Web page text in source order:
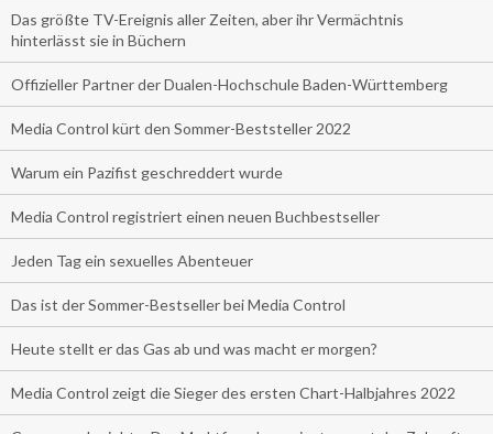
Das größte TV-Ereignis aller Zeiten, aber ihr Vermächtnis
hinterlässt sie in Büchern
Offizieller Partner der Dualen-Hochschule Baden-Württemberg
Media Control kürt den Sommer-Beststeller 2022
Warum ein Pazifist geschreddert wurde
Media Control registriert einen neuen Buchbestseller
Jeden Tag ein sexuelles Abenteuer
Das ist der Sommer-Bestseller bei Media Control
Heute stellt er das Gas ab und was macht er morgen?
Media Control zeigt die Sieger des ersten Chart-Halbjahres 2022